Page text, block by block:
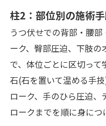
柱2：部位別の施術
うつ伏せでの背部・腰
ーク、臀部圧迫、下肢の
で、体位ごとに区切って
石(石を置いて温める手
ローク、手のひら圧迫
ロークまでを順に身につ